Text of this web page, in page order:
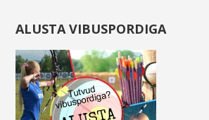
ALUSTA VIBUSPORDIGA